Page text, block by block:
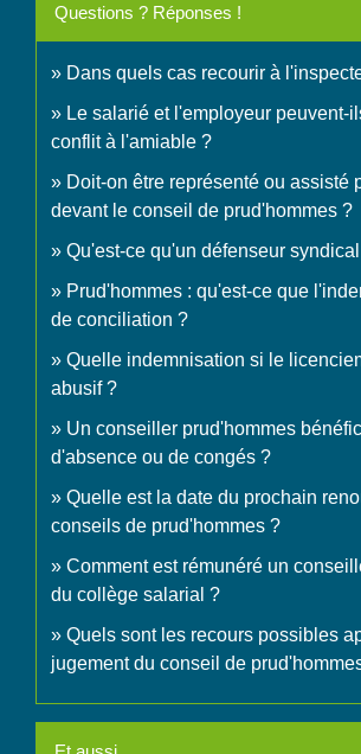
Questions ? Réponses !
Dans quels cas recourir à
Le salarié et l'employeur peuvent-
conflit à l'amiable ?
Doit-on être représenté ou assisté
devant le conseil de prud'hommes ?
Qu'est-ce qu'un défenseur
Prud'hommes : qu'est-ce que
de conciliation ?
Quelle indemnisation si le
abusif ?
Un conseiller prud'hommes
d'absence ou de congés ?
Quelle est la date du prochain
conseils de prud'hommes ?
Comment est rémunéré un
du collège salarial ?
Quels sont les recours possibles
jugement du conseil de